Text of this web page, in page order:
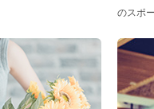
のスポ